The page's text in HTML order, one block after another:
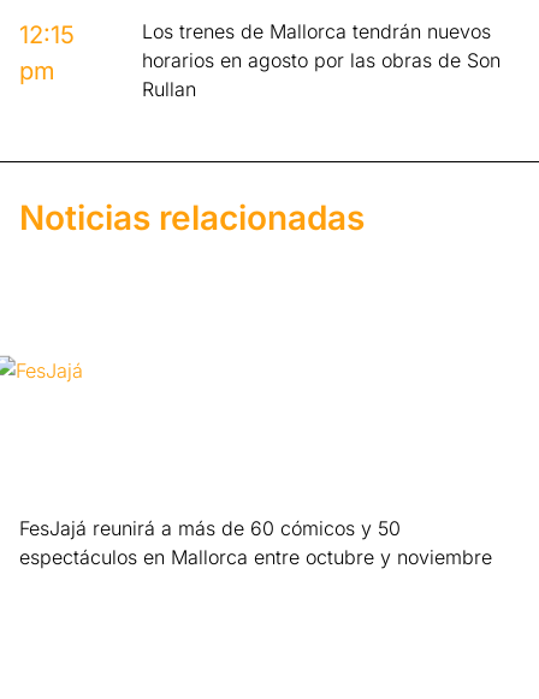
12:15
pm
Los trenes de Mallorca tendrán nuevos
horarios en agosto por las obras de Son
Rullan
Noticias relacionadas
FesJajá reunirá a más de 60 cómicos y 50
espectáculos en Mallorca entre octubre y noviembre